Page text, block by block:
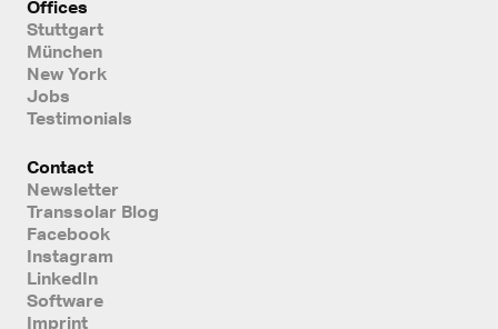
Offices
Stuttgart
München
New York
Jobs
Testimonials
Contact
Newsletter
Transsolar Blog
Facebook
Instagram
LinkedIn
Software
Imprint